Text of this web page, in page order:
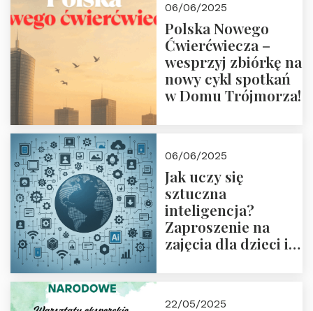
18:00
06/06/2025
Polska Nowego
Ćwierćwiecza –
wesprzyj zbiórkę na
nowy cykl spotkań
w Domu Trójmorza!
06/06/2025
Jak uczy się
sztuczna
inteligencja?
Zaproszenie na
zajęcia dla dzieci i
22/05/2025